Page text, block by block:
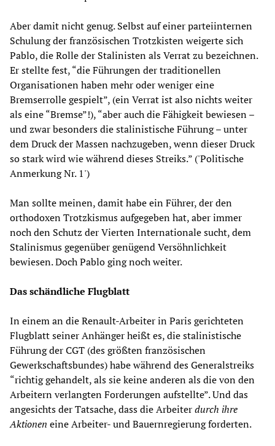
Aber damit nicht genug. Selbst auf einer parteiinternen
Schulung der französischen Trotzkisten weigerte sich
Pablo, die Rolle der Stalinisten als Verrat zu bezeichnen.
Er stellte fest, “die Führungen der traditionellen
Organisationen haben mehr oder weniger eine
Bremserrolle gespielt”, (ein Verrat ist also nichts weiter
als eine “Bremse”!), “aber auch die Fähigkeit bewiesen –
und zwar besonders die stalinistische Führung – unter
dem Druck der Massen nachzugeben, wenn dieser Druck
so stark wird wie während dieses Streiks.” ('Politische
Anmerkung Nr. 1')
Man sollte meinen, damit habe ein Führer, der den
orthodoxen Trotzkismus aufgegeben hat, aber immer
noch den Schutz der Vierten Internationale sucht, dem
Stalinismus gegenüber genügend Versöhnlichkeit
bewiesen. Doch Pablo ging noch weiter.
Das schändliche Flugblatt
In einem an die Renault-Arbeiter in Paris gerichteten
Flugblatt seiner Anhänger heißt es, die stalinistische
Führung der CGT (des größten französischen
Gewerkschaftsbundes) habe während des Generalstreiks
“richtig gehandelt, als sie keine anderen als die von den
Arbeitern verlangten Forderungen aufstellte”. Und das
angesichts der Tatsache, dass die Arbeiterdurch ihre
Aktionen eine Arbeiter- und Bauernregierung forderten.